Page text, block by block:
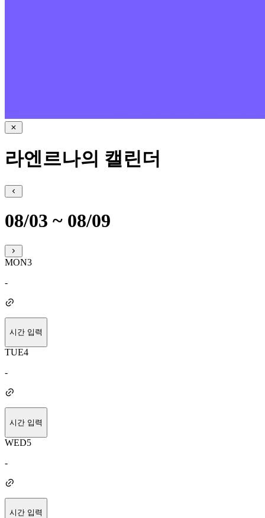
라엔르나의 캘린더
08/03 ~ 08/09
MON3
-
시간 입력
TUE4
-
시간 입력
WED5
-
시간 입력